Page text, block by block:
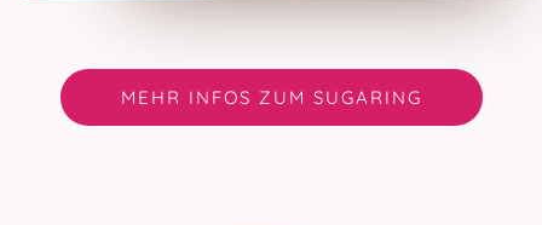
MEHR INFOS ZUM SUGARING